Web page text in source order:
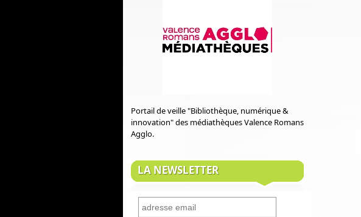
Portail de veille "Bibliothèque, numérique &
innovation" des médiathèques Valence Romans
Agglo.
LA NEWSLETTER